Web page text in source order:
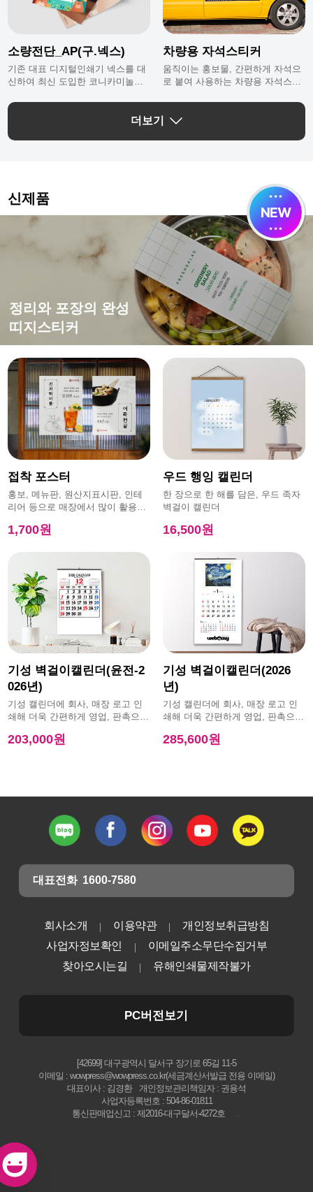
소량전단_AP(구.넥스)
기존 대표 디지털인쇄기 넥스를 대
신하여 최신 도입한 코니카미놀타
명한 발색과 흔들림없는 고퀄리티
소량전단을 딱 필요한 만큼만 저렴
차량용 자석스티커
움직이는 홍보물, 간편하게 자석으
로 붙여 사용하는 차량용 자석스티
더보기
신제품
떨어지지 않는 강한 접착력
특수초강접스티커
평범한 엽서에 감성을 더하면?
캔버스엽서
홍보,이벤트에 효과적인
모양엽서
정리와 포장의 완성
띠지스티커
접착 포스터
홍보, 메뉴판, 원산지표시판, 인테
리어 등으로 매장에서 많이 활용하
1,700원
우드 행잉 캘린더
한 장으로 한 해를 담은, 우드 족자
벽걸이 캘린더
16,500원
기성 벽걸이캘린더(윤전-2
026년)
기성 캘린더에 회사, 매장 로고 인
쇄해 더욱 간편하게 영업, 판촉으로
203,000원
기성 벽걸이캘린더(2026
년)
기성 캘린더에 회사, 매장 로고 인
쇄해 더욱 간편하게 영업, 판촉으로
285,600원
대표전화 1600-7580
회사소개 이용약관
개인정보취급방침
사업자정보확인
이메일주소무단수집거부
찾아오시는길
유해인쇄물제작불가
PC버전보기
[42699] 대구광역시 달서구 장기로 65길 11-5
이메일 : wowpress@wowpress.co.kr(세금계산서발급 전용 이메일)
대표이사 : 김경환
개인정보관리책임자 : 권용석
사업자등록번호 : 504-86-01811
통신판매업신고 : 제2016-대구달서-4272호